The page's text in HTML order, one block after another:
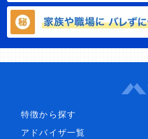
特徴から探す
アドバイザ一覧